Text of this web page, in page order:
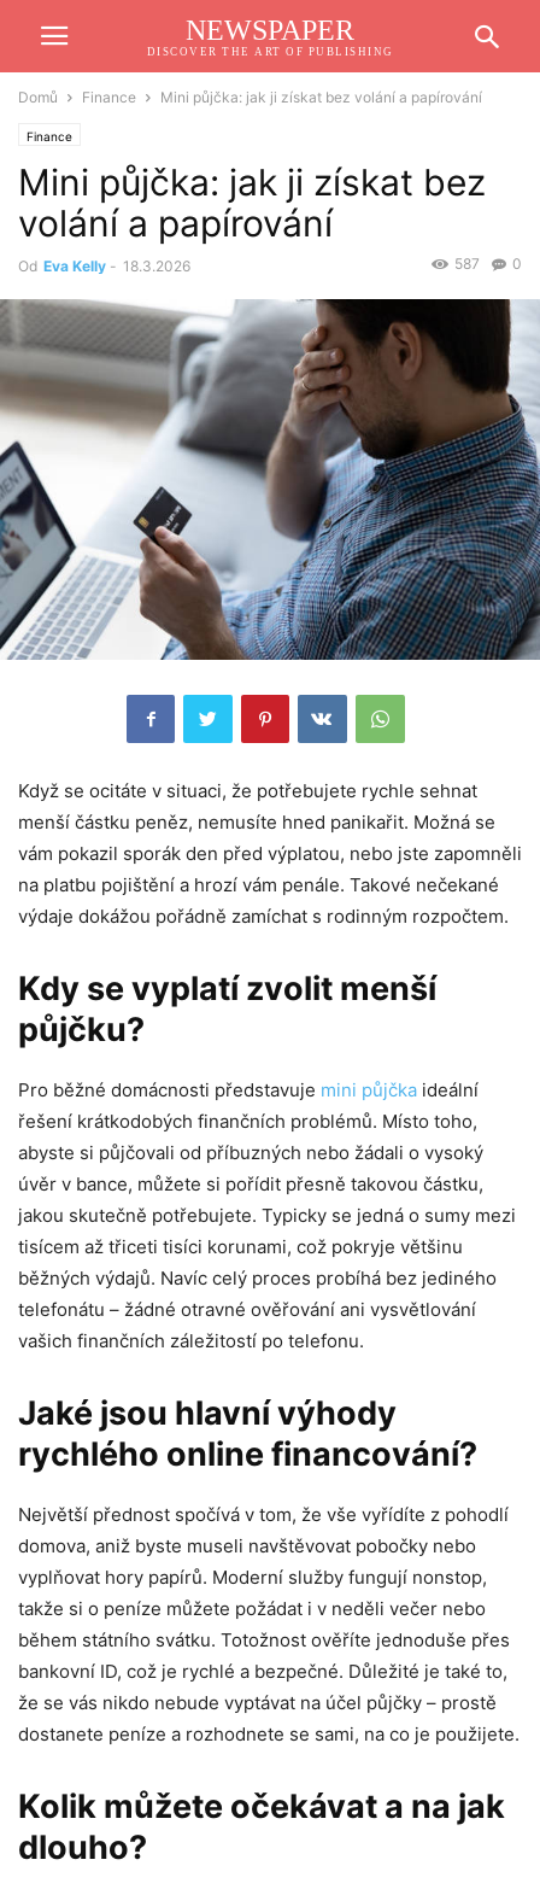
NEWSPAPER
DISCOVER THE ART OF PUBLISHING
Domů Finance Mini půjčka: jak ji získat bez volání a papírování
Finance
Mini půjčka: jak ji získat bez
volání a papírování
Od Eva Kelly - 18.3.2026 0
587
Když se ocitáte v situaci, že potřebujete rychle sehnat
menší částku peněz, nemusíte hned panikařit. Možná se
vám pokazil sporák den před výplatou, nebo jste zapomněli
na platbu pojištění a hrozí vám penále. Takové nečekané
výdaje dokážou pořádně zamíchat s rodinným rozpočtem.
Kdy se vyplatí zvolit menší
půjčku?
Pro běžné domácnosti představuje mini půjčka ideální
řešení krátkodobých finančních problémů. Místo toho,
abyste si půjčovali od příbuzných nebo žádali o vysoký
úvěr v bance, můžete si pořídit přesně takovou částku,
jakou skutečně potřebujete. Typicky se jedná o sumy mezi
tisícem až třiceti tisíci korunami, což pokryje většinu
běžných výdajů. Navíc celý proces probíhá bez jediného
telefonátu – žádné otravné ověřování ani vysvětlování
vašich finančních záležitostí po telefonu.
Jaké jsou hlavní výhody
rychlého online financování?
Největší přednost spočívá v tom, že vše vyřídíte z pohodlí
domova, aniž byste museli navštěvovat pobočky nebo
vyplňovat hory papírů. Moderní služby fungují nonstop,
takže si o peníze můžete požádat i v neděli večer nebo
během státního svátku. Totožnost ověříte jednoduše přes
bankovní ID, což je rychlé a bezpečné. Důležité je také to,
že se vás nikdo nebude vyptávat na účel půjčky – prostě
dostanete peníze a rozhodnete se sami, na co je použijete.
Kolik můžete očekávat a na jak
dlouho?